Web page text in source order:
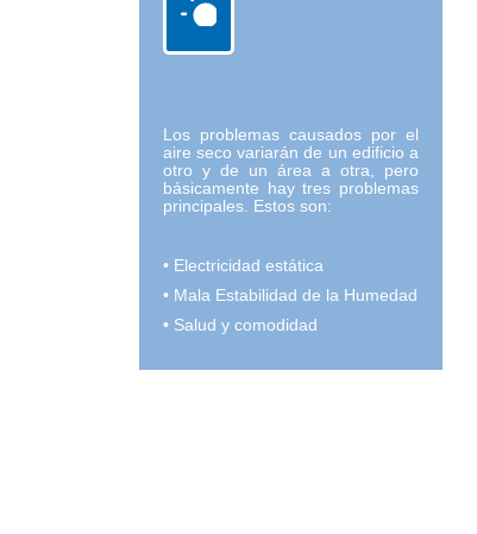
Los problemas causados por el
aire seco variarán de un edificio a
otro y de un área a otra, pero
básicamente hay tres problemas
principales. Estos son:
• Electricidad estática
• Mala Estabilidad de la Humedad
• Salud y comodidad